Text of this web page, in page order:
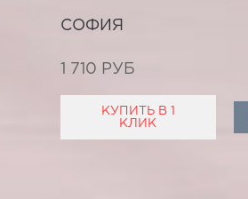
СОФИЯ
1 710 РУБ
КУПИТЬ В 1
КЛИК